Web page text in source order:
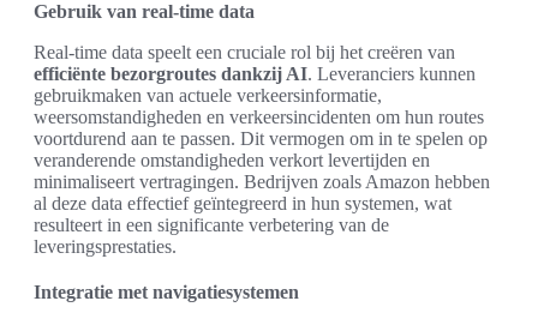
Gebruik van real-time data
Real-time data speelt een cruciale rol bij het creëren van
efficiënte bezorgroutes dankzij AI. Leveranciers kunnen
gebruikmaken van actuele verkeersinformatie,
weersomstandigheden en verkeersincidenten om hun routes
voortdurend aan te passen. Dit vermogen om in te spelen op
veranderende omstandigheden verkort levertijden en
minimaliseert vertragingen. Bedrijven zoals Amazon hebben
al deze data effectief geïntegreerd in hun systemen, wat
resulteert in een significante verbetering van de
leveringsprestaties.
Integratie met navigatiesystemen